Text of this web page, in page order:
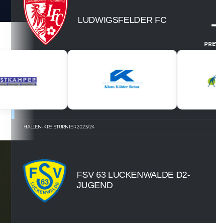
LUDWIGSFELDER FC
HALLEN-KREISTURNIER 2023/24
FSV 63 LUCKENWALDE D2-
JUGEND
OFFIZIELLE VEREINSSEITE
DEIN HEIMSPIEL. DEIN FSV.